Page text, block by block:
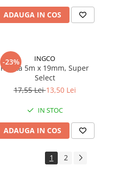
ADAUGA IN COS
-23% INGCO
Ruleta 5m x 19mm, Super
Select
17,55 Lei13,50 Lei
IN STOC
ADAUGA IN COS
1 2